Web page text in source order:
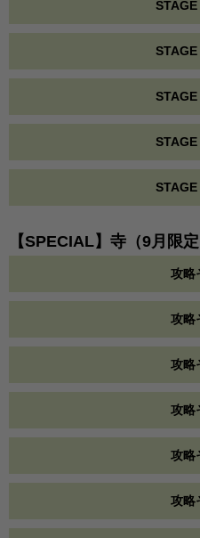
【SPECIAL】寺（9月限定
攻略
攻略
攻略
攻略
攻略
攻略